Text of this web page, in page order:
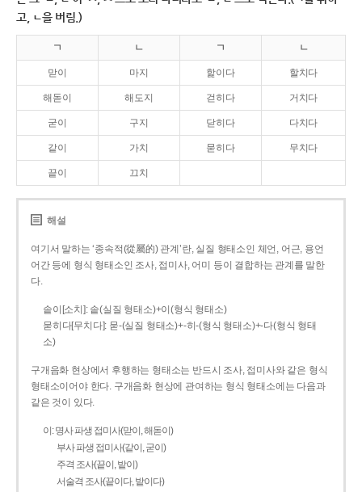
고, ㄴ을 버림.)
ㄱ ㄴ ㄱ ㄴ
맏이 마지 핥이다 할치다
해돋이 해도지 걷히다 거치다
굳이 구지 닫히다 다치다
같이 가치 묻히다 무치다
끝이 끄치
해설
여기서 말하는 ‘종속적(從屬的) 관계’란, 실질 형태소인 체언, 어근, 용언
어간 등에 형식 형태소인 조사, 접미사, 어미 등이 결합하는 관계를 말한
다.
솥이[소치]: 솥(실질 형태소)+이(형식 형태소)
묻히다[무치다]: 묻­-(실질 형태소)+­-히­-(형식 형태소)+-다(형식 형태
소)
구개음화 현상에서 후행하는 형태소는 반드시 조사, 접미사와 같은 형식
형태소이어야 한다. 구개음화 현상에 관여하는 형식 형태소에는 다음과
같은 것이 있다.
이: 명사 파생 접미사(맏이, 해돋이)
부사 파생 접미사(같이, 굳이)
주격 조사(끝이, 밭이)
서술격 조사(끝이다, 밭이다)